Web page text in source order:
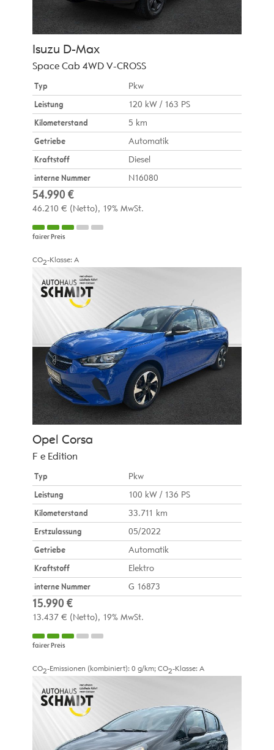
Isuzu D-Max
Space Cab 4WD V-CROSS
Typ
Pkw
Leistung
120 kW / 163 PS
Kilometerstand
5 km
Getriebe
Automatik
Kraftstoff
Diesel
interne Nummer
N16080
54.990 €
46.210 € (Netto) 19% MwSt.
fairer Preis
CO2-Klasse: A
Opel Corsa
F e Edition
Typ
Pkw
Leistung
100 kW / 136 PS
Kilometerstand
33.711 km
Erstzulassung
05/2022
Getriebe
Automatik
Kraftstoff
Elektro
interne Nummer
G 16873
15.990 €
13.437 € (Netto) 19% MwSt.
fairer Preis
CO2-Emissionen (kombiniert): 0 g/km; CO2-Klasse: A